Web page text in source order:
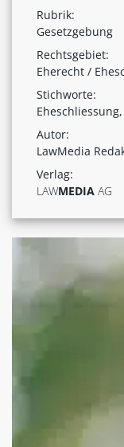
Rubrik:
Gesetzgebung
Rechtsgebiet:
Eherecht /
Stichworte:
Autor:
LawMedia
Verlag:
LAWMEDIA AG